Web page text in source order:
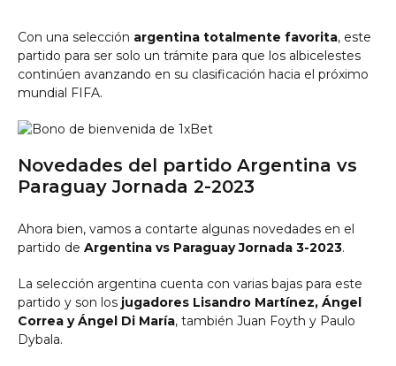
Con una selección argentina totalmente favorita, este
partido para ser solo un trámite para que los albicelestes
continúen avanzando en su clasificación hacia el próximo
mundial FIFA.
Novedades del partido Argentina vs
Paraguay Jornada 2-2023
Ahora bien, vamos a contarte algunas novedades en el
partido de Argentina vs Paraguay Jornada 3-2023.
La selección argentina cuenta con varias bajas para este
partido y son los jugadores Lisandro Martínez, Ángel
Correa y Ángel Di María, también Juan Foyth y Paulo
Dybala.